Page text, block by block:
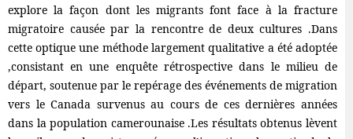
explore la façon dont les migrants font face à la fracture
migratoire causée par la rencontre de deux cultures .Dans
cette optique une méthode largement qualitative a été adoptée
,consistant en une enquête rétrospective dans le milieu de
départ, soutenue par le repérage des événements de migration
vers le Canada survenus au cours de ces dernières années
dans la population camerounaise .Les résultats obtenus lèvent